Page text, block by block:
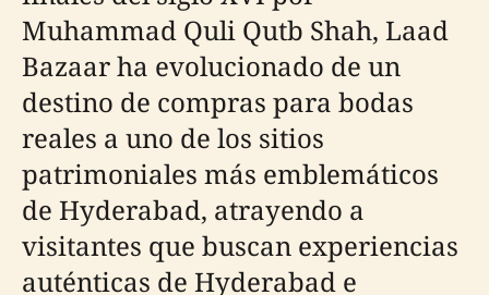
Muhammad Quli Qutb Shah, Laad
Bazaar ha evolucionado de un
destino de compras para bodas
reales a uno de los sitios
patrimoniales más emblemáticos
de Hyderabad, atrayendo a
visitantes que buscan experiencias
auténticas de Hyderabad e